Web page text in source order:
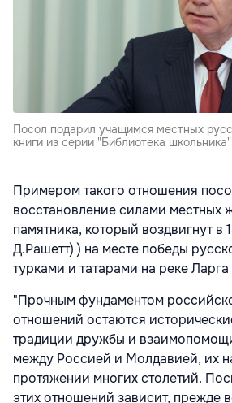
Посол подарил учащимся местных
книги из серии "Библиотека
Примером такого отношения
восстановление силами местных
памятника, который воздвигнут в
Д.Рашетт) ) на месте победы
турками и татарами на реке
"Прочным фундаментом
отношений остаются
традиции дружбы и
между Россией и Молдавией, их
протяжении многих столетий.
этих отношений зависит, прежде